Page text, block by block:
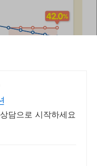
담으로 시작하세요